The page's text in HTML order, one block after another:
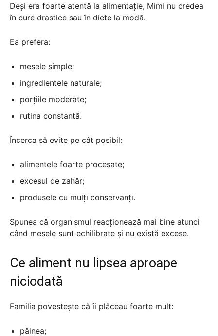
Deși era foarte atentă la alimentație, Mimi nu credea
în cure drastice sau în diete la modă.
Ea prefera:
mesele simple;
ingredientele naturale;
porțiile moderate;
rutina constantă.
Încerca să evite pe cât posibil:
alimentele foarte procesate;
excesul de zahăr;
produsele cu mulți conservanți.
Spunea că organismul reacționează mai bine atunci
când mesele sunt echilibrate și nu există excese.
Ce aliment nu lipsea aproape
niciodată
Familia povestește că îi plăceau foarte mult:
pâinea;